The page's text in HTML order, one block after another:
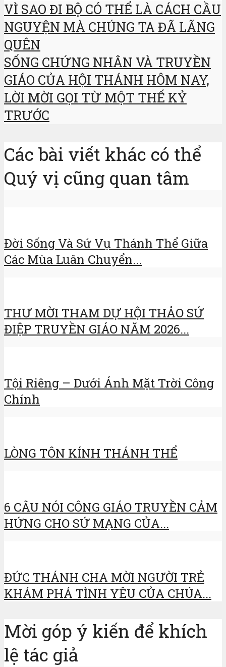
VÌ SAO ĐI BỘ CÓ THỂ LÀ CÁCH CẦU
NGUYỆN MÀ CHÚNG TA ĐÃ LÃNG
QUÊN
SỐNG CHỨNG NHÂN VÀ TRUYỀN
GIÁO CỦA HỘI THÁNH HÔM NAY,
LỜI MỜI GỌI TỪ MỘT THẾ KỶ
TRƯỚC
Các bài viết khác có thể
Quý vị cũng quan tâm
Đời Sống Và Sứ Vụ Thánh Thể Giữa
Các Mùa Luân Chuyển...
THƯ MỜI THAM DỰ HỘI THẢO SỨ
ĐIỆP TRUYỀN GIÁO NĂM 2026...
Tội Riêng – Dưới Ánh Mặt Trời Công
Chính
LÒNG TÔN KÍNH THÁNH THỂ
6 CÂU NÓI CÔNG GIÁO TRUYỀN CẢM
HỨNG CHO SỨ MẠNG CỦA...
ĐỨC THÁNH CHA MỜI NGƯỜI TRẺ
KHÁM PHÁ TÌNH YÊU CỦA CHÚA...
Mời góp ý kiến để khích
lệ tác giả